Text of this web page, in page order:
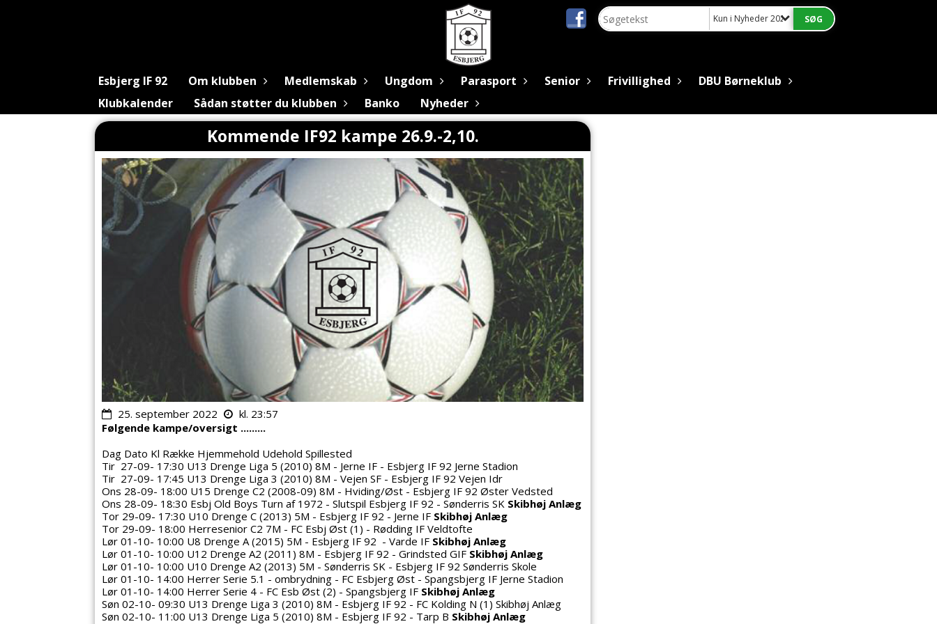
Kun i Nyheder 2022
Esbjerg IF 92 Om klubben Medlemskab Ungdom Parasport Senior Frivillighed
DBU Børneklub
Klubkalender
Sådan støtter du klubben Banko Nyheder
Kommende IF92 kampe 26.9.-2,10.
25. september 2022
kl. 23:57
Følgende kampe/oversigt .........
Dag Dato Kl Række Hjemmehold Udehold Spillested
Tir 27-09- 17:30 U13 Drenge Liga 5 (2010) 8M - Jerne IF - Esbjerg IF 92 Jerne Stadion
Tir 27-09- 17:45 U13 Drenge Liga 3 (2010) 8M - Vejen SF - Esbjerg IF 92 Vejen Idr
Ons 28-09- 18:00 U15 Drenge C2 (2008-09) 8M - Hviding/Øst - Esbjerg IF 92 Øster Vedsted
Ons 28-09- 18:30 Esbj Old Boys Turn af 1972 - Slutspil Esbjerg IF 92 - Sønderris SK Skibhøj Anlæg
Tor 29-09- 17:30 U10 Drenge C (2013) 5M - Esbjerg IF 92 - Jerne IF Skibhøj Anlæg
Tor 29-09- 18:00 Herresenior C2 7M - FC Esbj Øst (1) - Rødding IF Veldtofte
Lør 01-10- 10:00 U8 Drenge A (2015) 5M - Esbjerg IF 92 - Varde IF Skibhøj Anlæg
Lør 01-10- 10:00 U12 Drenge A2 (2011) 8M - Esbjerg IF 92 - Grindsted GIF Skibhøj Anlæg
Lør 01-10- 10:00 U10 Drenge A2 (2013) 5M - Sønderris SK - Esbjerg IF 92 Sønderris Skole
Lør 01-10- 14:00 Herrer Serie 5.1 - ombrydning - FC Esbjerg Øst - Spangsbjerg IF Jerne Stadion
Lør 01-10- 14:00 Herrer Serie 4 - FC Esb Øst (2) - Spangsbjerg IF Skibhøj Anlæg
Søn 02-10- 09:30 U13 Drenge Liga 3 (2010) 8M - Esbjerg IF 92 - FC Kolding N (1) Skibhøj Anlæg
Søn 02-10- 11:00 U13 Drenge Liga 5 (2010) 8M - Esbjerg IF 92 - Tarp B Skibhøj Anlæg